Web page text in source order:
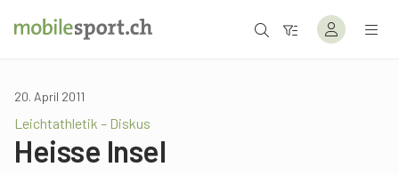
20. April 2011
Leichtathletik – Diskus
Heisse Insel